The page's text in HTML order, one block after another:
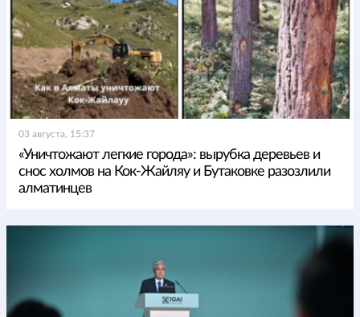
03 августа, 15:37
«Уничтожают легкие города»: вырубка деревьев и
снос холмов на Кок-Жайляу и Бутаковке разозлили
алматинцев